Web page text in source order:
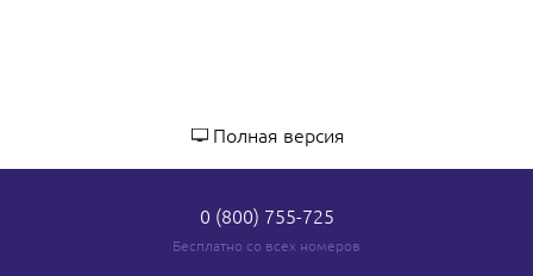
Полная версия
0 (800) 755-725
Бесплатно со всех номеров